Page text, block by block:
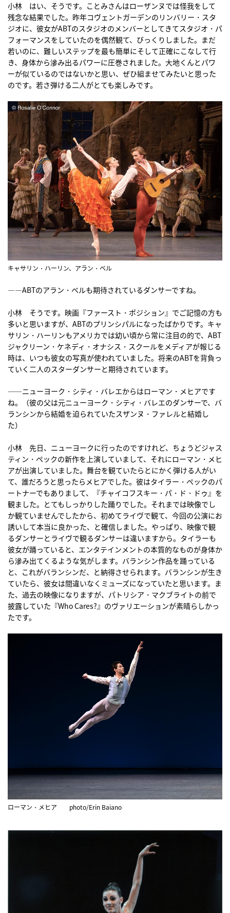
小林 はい、そうです。ことみさんはローザンヌでは怪我をして
残念な結果でした。昨年コヴェントガーデンのリンバリー・スタ
ジオに、彼女がABTのスタジオのメンバーとしてきてスタジオ・パ
フォーマンスをしていたのを偶然観て、びっくりしました。まだ
若いのに、難しいステップを最も簡単にそして正確にこなして行
き、身体から滲み出るパワーに圧巻されました。大地くんとパワ
ーが似ているのではないかと思い、ぜひ組ませてみたいと思った
のです。若さ弾ける二人がとても楽しみです。
キャサリン・ハーリン、アラン・ベル
――ABTのアラン・ベルも期待されているダンサーですね。
小林 そうです。映画『ファースト・ポジション』でご記憶の方も
多いと思いますが、ABTのプリンシパルになったばかりです。キャ
サリン・ハーリンもアメリカでは幼い頃から常に注目の的で、ABT
ジャクリーン・ケネディ・オナシス・スクールをメディアが報じる
時は、いつも彼女の写真が使われていました。将来のABTを背負っ
ていく二人のスターダンサーと期待されています。
――ニューヨーク・シティ・バレエからはローマン・メヒアです
ね。（彼の父は元ニューヨーク・シティ・バレエのダンサーで、バ
ランシンから結婚を迫られていたスザンヌ・ファレルと結婚し
た）
小林 先日、ニューヨークに行ったのですけれど、ちょうどジャス
ティン・ペックの新作を上演していまして、それにローマン・メヒ
アが出演していました。舞台を観ていたらとにかく弾ける人がい
て、誰だろうと思ったらメヒアでした。彼はタイラー・ペックのパ
ートナーでもありまして、『チャイコフスキー・パ・ド・ドゥ』を
観ました。とてもしっかりした踊りでした。それまでは映像でし
か観ていませんでしたから、初めてライヴで観て、今回の公演にお
誘いして本当に良かった、と確信しました。やっぱり、映像で観
るダンサーとライヴで観るダンサーは違いますから。タイラーも
彼女が踊っていると、エンタテインメントの本質的なものが身体か
ら滲み出てくるような気がします。バランシン作品を踊っている
と、これがバランシンだ、と納得させられます。バランシンが生き
ていたら、彼女は間違いなくミューズになっていたと思います。ま
た、過去の映像になりますが、パトリシア・マクブライトの前で
披露していた『Who Cares?』のヴァリエーションが素晴らしかっ
たです。
ローマン・メヒア photo/Erin Baiano